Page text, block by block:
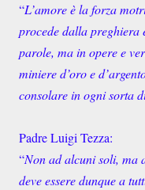
“L’amore è la forza
procede dalla preghiera
parole, ma in opere e
miniere d’oro e
consolare in ogni sorta
Padre Luigi Tezza:
“Non ad alcuni soli, ma
deve essere dunque a